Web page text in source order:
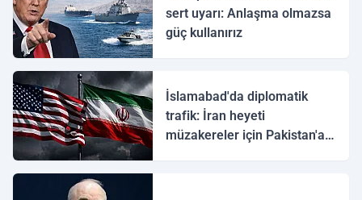
sert uyarı: Anlaşma olmazsa
güç kullanırız
İslamabad'da diplomatik
trafik: İran heyeti
müzakereler için Pakistan'a